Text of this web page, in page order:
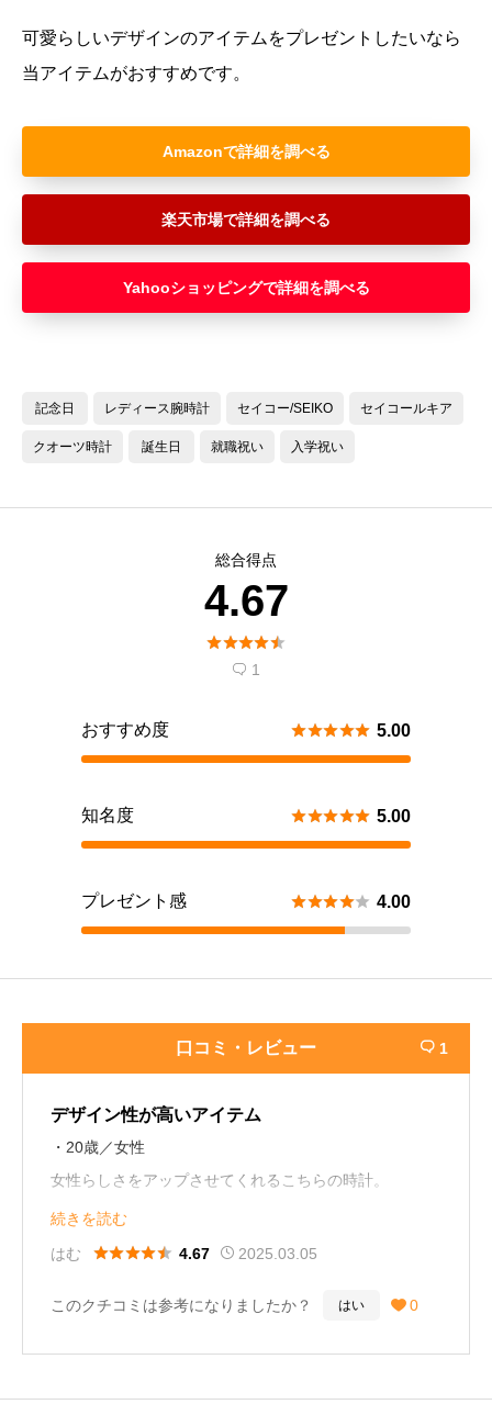
可愛らしいデザインのアイテムをプレゼントしたいなら
当アイテムがおすすめです。
Amazon
楽天市場
Yahooショッピング
記念日 レディース腕時計 セイコー/SEIKO セイコールキア
クオーツ時計 誕生日 就職祝い 入学祝い
総合得点
4.67

 1
おすすめ度  5.00
知名度  5.00
プレゼント感  4.00
口コミ・レビュー  1
デザイン性が高いアイテム
・20歳／女性
女性らしさをアップさせてくれるこちらの時計。
ピンクとゴールドの組み合わせが可愛らしくて毎日でも
身に着けたいです！
続きを読む
はむ
 4.67 2025.03.05
このクチコミは参考になりましたか？ はい  0